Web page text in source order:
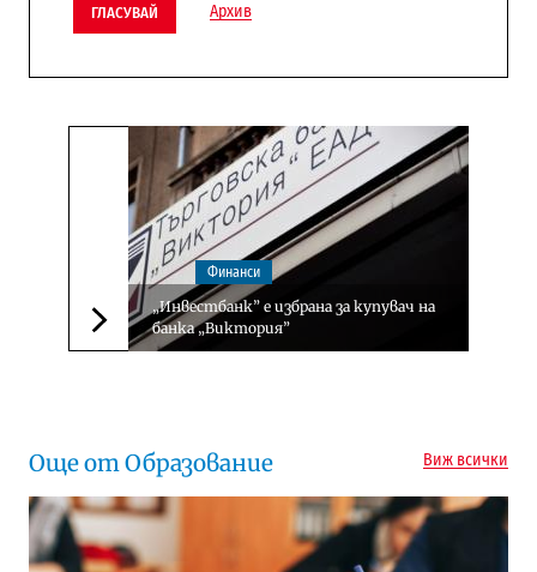
ГЛАСУВАЙ Архив
Следваща новина
Финанси
„Инвестбанк” е избрана за купувач на
банка „Виктория”
Още от Образование Виж всички